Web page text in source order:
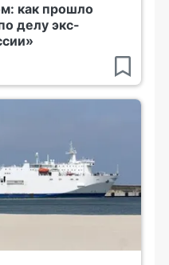
как прошло
делу экс-